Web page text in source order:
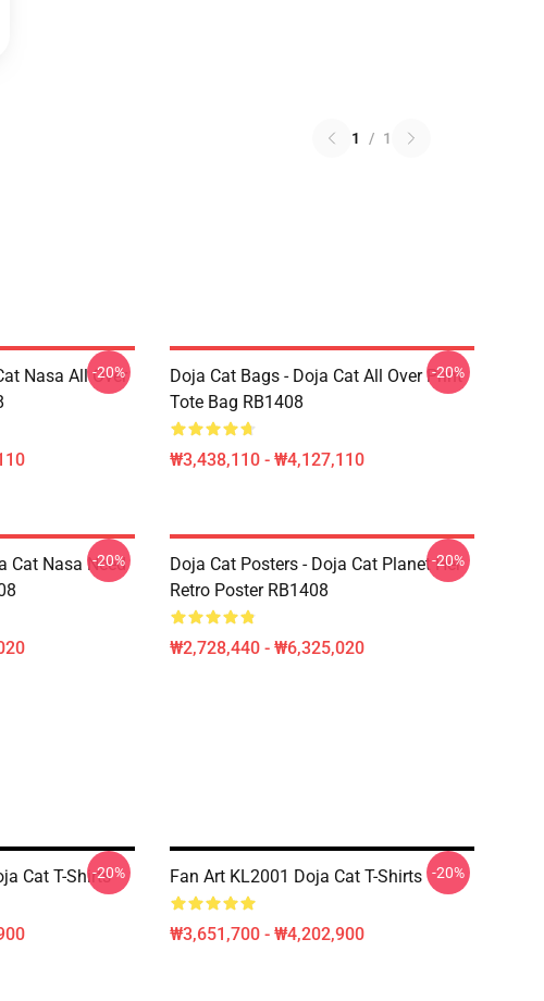
1 / 1
Nasa All Over
-20%
Doja Cat Bags - Doja Cat All Over Print
Tote Bag RB1408
₩3,438,110 - ₩4,127,110
-20%
Cat Nasa Need
-20%
Doja Cat Posters - Doja Cat Planet Her
Retro Poster RB1408
₩2,728,440 - ₩6,325,020
-20%
Cat T-Shirts-20% Fan Art KL2001 Doja Cat T-Shirts
₩3,651,700 - ₩4,202,900
-20%